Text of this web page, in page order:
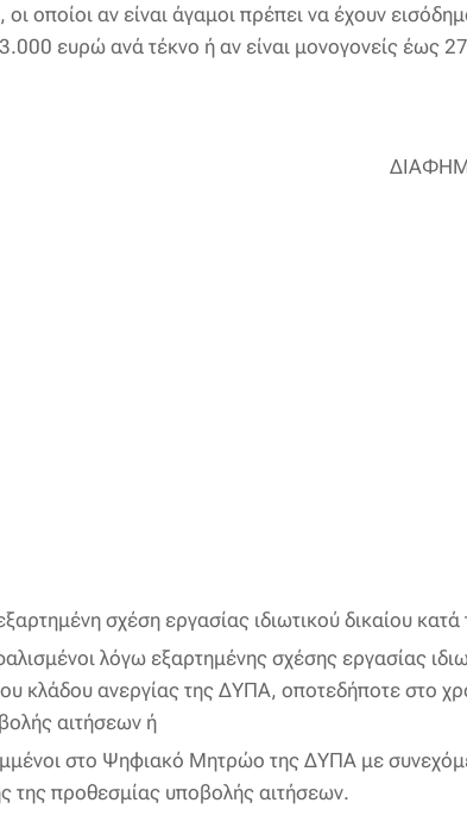
οποίοι αν είναι άγαμοι πρέπει να έχουν
ευρώ ανά τέκνο ή αν είναι μονογονείς
σχέση εργασίας ιδιωτικού δικαίου
λόγω εξαρτημένης σχέσης εργασίας
κλάδου ανεργίας της ΔΥΠΑ, οποτεδήποτε στο
αιτήσεων ή
στο Ψηφιακό Μητρώο της ΔΥΠΑ με
της προθεσμίας υποβολής αιτήσεων.